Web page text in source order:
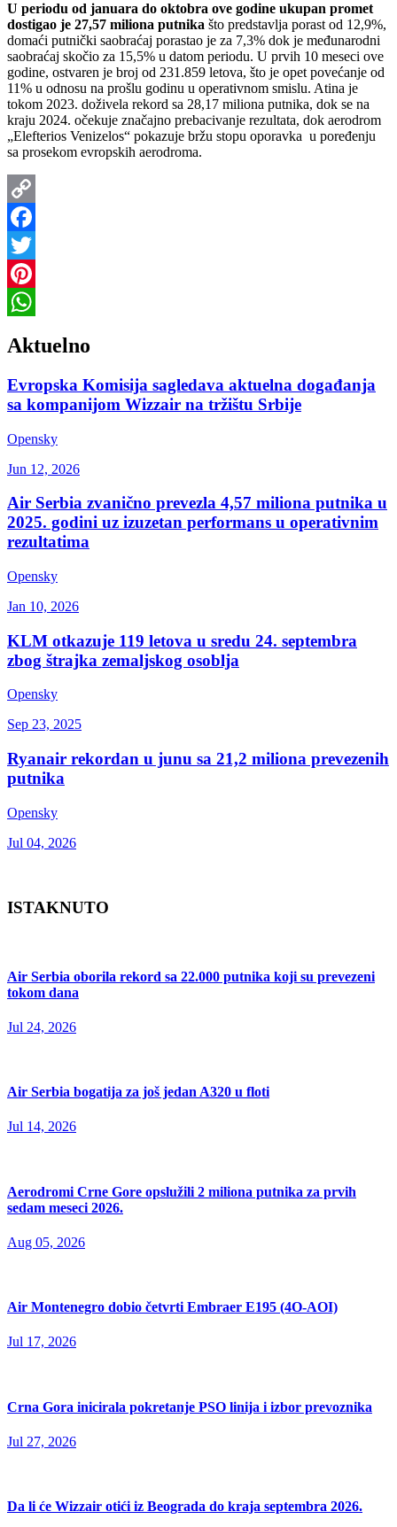
U periodu od januara do oktobra ove godine ukupan promet
dostigao je 27,57 miliona putnika što predstavlja porast od 12,9%,
domaći putnički saobraćaj porastao je za 7,3% dok je međunarodni
saobraćaj skočio za 15,5% u datom periodu. U prvih 10 meseci ove
godine, ostvaren je broj od 231.859 letova, što je opet povećanje od
11% u odnosu na prošlu godinu u operativnom smislu. Atina je
tokom 2023. doživela rekord sa 28,17 miliona putnika, dok se na
kraju 2024. očekuje značajno prebacivanje rezultata, dok aerodrom
„Elefterios Venizelos“ pokazuje bržu stopu oporavka u poređenju
sa prosekom evropskih aerodroma.
Copy
Link
Facebook
Twitter
Pinterest
Aktuelno
Evropska Komisija sagledava aktuelna događanja
sa kompanijom Wizzair na tržištu Srbije
Opensky
Jun 12, 2026
Air Serbia zvanično prevezla 4,57 miliona putnika u
2025. godini uz izuzetan performans u operativnim
rezultatima
Opensky
Jan 10, 2026
KLM otkazuje 119 letova u sredu 24. septembra
zbog štrajka zemaljskog osoblja
Opensky
Sep 23, 2025
Ryanair rekordan u junu sa 21,2 miliona prevezenih
putnika
Opensky
Jul 04, 2026
ISTAKNUTO
Air Serbia oborila rekord sa 22.000 putnika koji su prevezeni
tokom dana
Jul 24, 2026
Air Serbia bogatija za još jedan A320 u floti
Jul 14, 2026
Aerodromi Crne Gore opslužili 2 miliona putnika za prvih
sedam meseci 2026.
Aug 05, 2026
Air Montenegro dobio četvrti Embraer E195 (4O-AOI)
Jul 17, 2026
Crna Gora inicirala pokretanje PSO linija i izbor prevoznika
Jul 27, 2026
Da li će Wizzair otići iz Beograda do kraja septembra 2026.